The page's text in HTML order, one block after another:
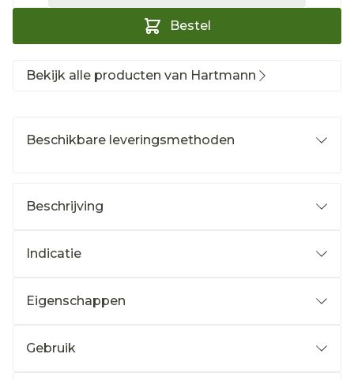
Bestel
Bekijk alle producten van Hartmann
Beschikbare leveringsmethoden
Beschrijving
Indicatie
Eigenschappen
Gebruik